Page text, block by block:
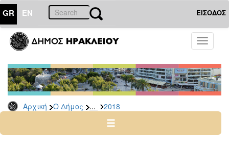
GR EN ΕΙΣΟΔΟΣ
Toggle
Αρχική Ο Δήμος ... 2018
ΔΗΜΟΣ
Δελτία
Τύπου
Αρχείο
2026
2024